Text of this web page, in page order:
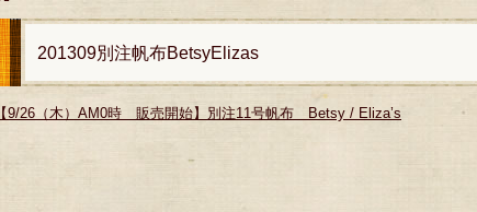
201309別注帆布BetsyElizas
【9/26（木）AM0時 販売開始】別注11号帆布 Betsy / Eliza’s